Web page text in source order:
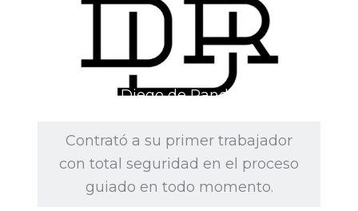
Diego de Rando
Contrató a su primer trabajador
con total seguridad en el proceso
guiado en todo momento.